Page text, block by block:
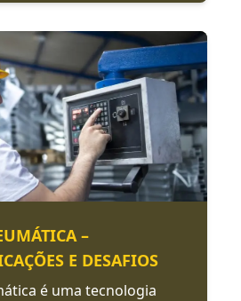
–
E DESAFIOS
é uma tecnologia